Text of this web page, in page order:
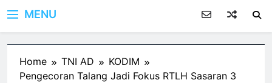
MENU
Home TNI AD
KODIM
Pengecoran Talang Jadi Fokus RTLH Sasaran 3